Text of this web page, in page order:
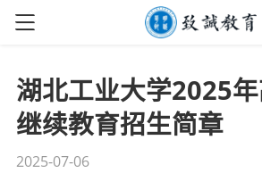
湖北工业大学2025
继续教育招生简章
2025-07-06